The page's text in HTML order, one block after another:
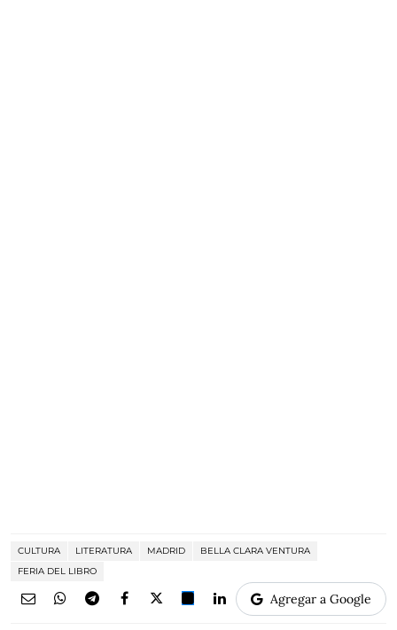
CULTURA LITERATURA MADRID
BELLA CLARA VENTURA
FERIA DEL LIBRO
Agregar a Google